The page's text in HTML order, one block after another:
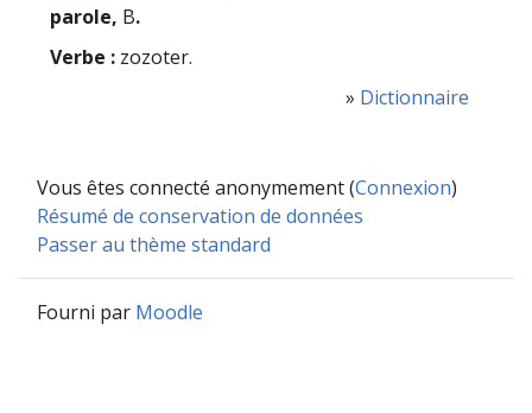
parole, B.
Verbe : zozoter.
» Dictionnaire
Vous êtes connecté anonymement (Connexion)
Résumé de conservation de données
Passer au thème standard
Fourni par Moodle